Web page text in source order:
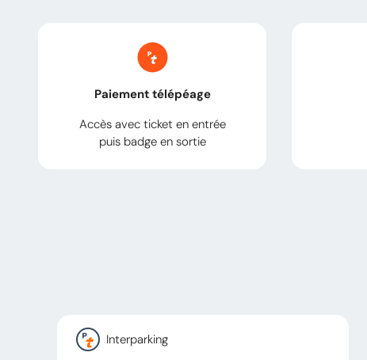
Paiement télépéage
Accès avec ticket en entrée
puis badge en sortie
Interparking